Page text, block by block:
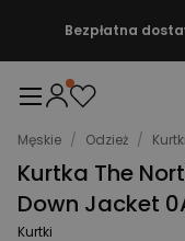
Bezpłatna
Męskie / Odzież / Kurtki
Kurtka The
Down Jacket
Kurtki